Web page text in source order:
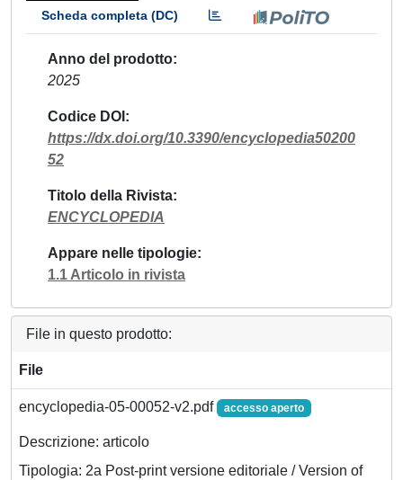
Scheda completa (DC)
Anno del prodotto
2025
Codice DOI
https://dx.doi.org/10.3390/encyclopedia50200
52
Titolo della Rivista
ENCYCLOPEDIA
Appare nelle tipologie
1.1 Articolo in rivista
File in questo prodotto:
File
encyclopedia-05-00052-v2.pdf accesso aperto
Descrizione: articolo
Tipologia: 2a Post-print versione editoriale / Version of